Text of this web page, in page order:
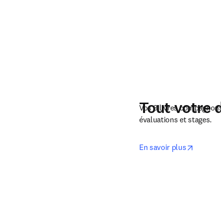
Tout votre
Vos 3 livres
évaluations et stages.
En savoir plus